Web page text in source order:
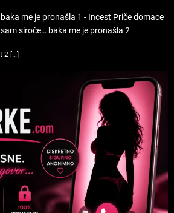
me je pronašla 1 - Incest Priče domace
siroče… baka me je pronašla 2
2 […]